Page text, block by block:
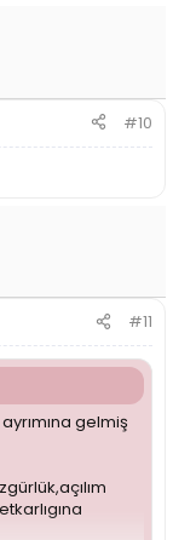
#10
#11
gelmiş